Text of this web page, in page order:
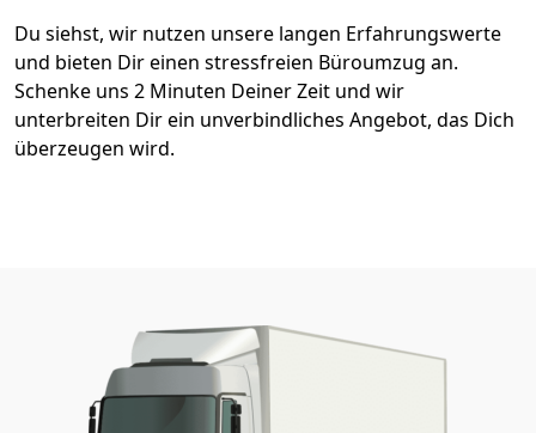
Du siehst, wir nutzen unsere langen Erfahrungswerte
und bieten Dir einen stressfreien Büroumzug an.
Schenke uns 2 Minuten Deiner Zeit und wir
unterbreiten Dir ein unverbindliches Angebot, das Dich
überzeugen wird.